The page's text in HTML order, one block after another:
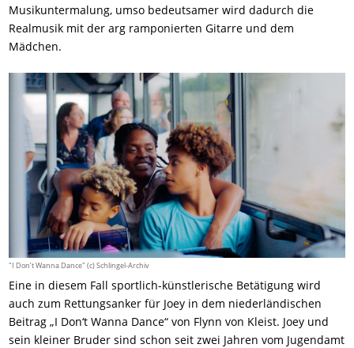
Musikuntermalung, umso bedeutsamer wird dadurch die
Realmusik mit der arg ramponierten Gitarre und dem
Mädchen.
"I Don’t Wanna Dance" (c) Schlingel-Archiv
Eine in diesem Fall sportlich-künstlerische Betätigung wird
auch zum Rettungsanker für Joey in dem niederländischen
Beitrag „I Don‘t Wanna Dance“ von Flynn von Kleist. Joey und
sein kleiner Bruder sind schon seit zwei Jahren vom Jugendamt